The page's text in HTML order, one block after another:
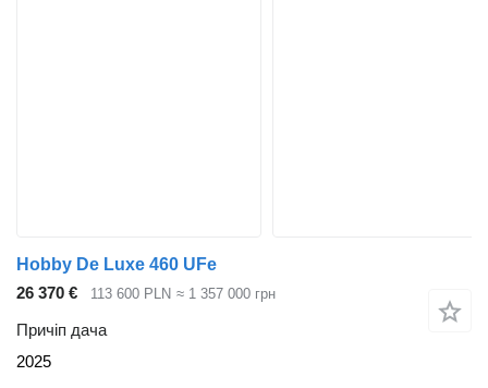
Hobby De Luxe 460 UFe
26 370 €
113 600 PLN ≈ 1 357 000 грн
Причіп дача
2025